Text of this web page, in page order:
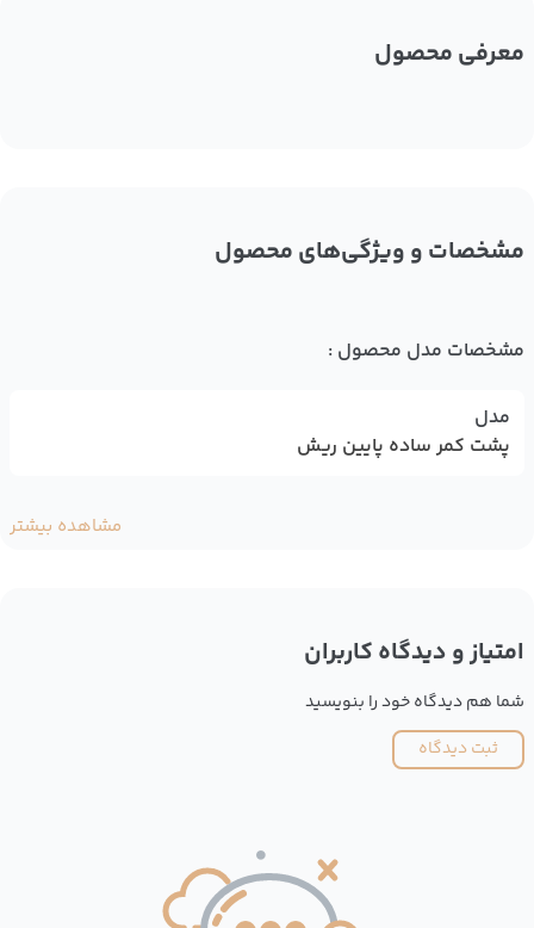
معرفی محصول
مشخصات و ویژگی‌های محصول
مشخصات مدل محصول :
مدل
پشت کمر ساده پایین ریش
مشاهده بیشتر
امتیاز و دیدگاه کاربران
شما هم دیدگاه خود را بنویسید
ثبت دیدگاه